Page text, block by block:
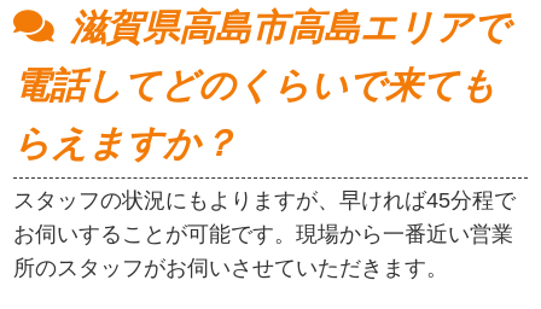
滋賀県高島市高島エリアで
電話してどのくらいで来ても
らえますか？
スタッフの状況にもよりますが、早ければ45分程で
お伺いすることが可能です。現場から一番近い営業
所のスタッフがお伺いさせていただきます。